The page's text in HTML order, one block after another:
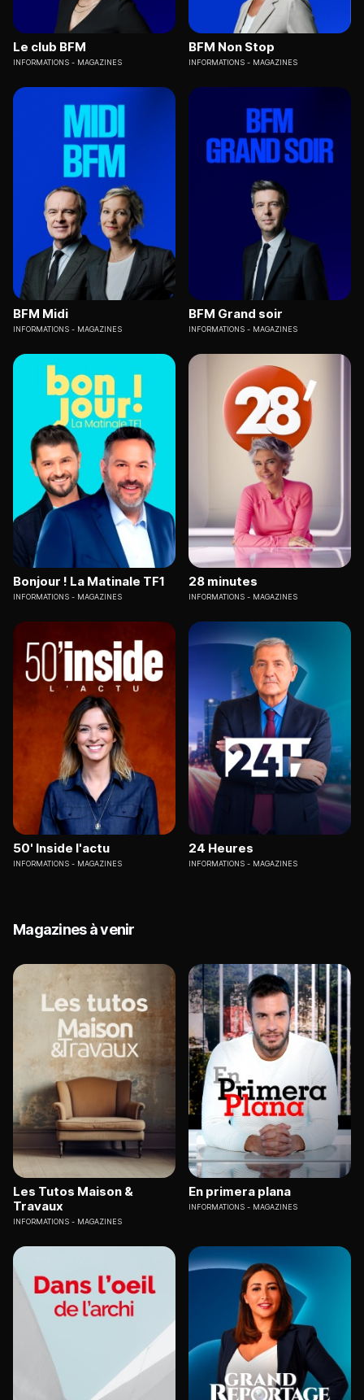
Le club BFM
INFORMATIONS MAGAZINES
BFM Non Stop
INFORMATIONS MAGAZINES
BFM Midi
INFORMATIONS MAGAZINES
BFM Grand soir
INFORMATIONS MAGAZINES
Bonjour ! La Matinale TF1
INFORMATIONS MAGAZINES
28 minutes
INFORMATIONS MAGAZINES
50' Inside l'actu
INFORMATIONS MAGAZINES
24 Heures
INFORMATIONS MAGAZINES
Magazines à venir
Les Tutos Maison &
Travaux
INFORMATIONS MAGAZINES
En primera plana
INFORMATIONS MAGAZINES